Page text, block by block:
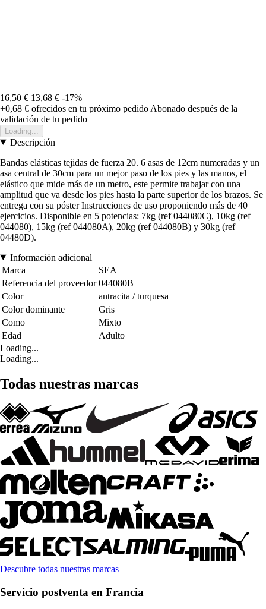
16,50 € 13,68 € -17%
+0,68 € ofrecidos en tu próximo pedido Abonado después de la
validación de tu pedido
Loading...
Descripción
Bandas elásticas tejidas de fuerza 20. 6 asas de 12cm numeradas y un
asa central de 30cm para un mejor paso de los pies y las manos, el
elástico que mide más de un metro, este permite trabajar con una
amplitud que va desde los pies hasta la parte superior de los brazos. Se
entrega con su póster Instrucciones de uso proponiendo más de 40
ejercicios. Disponible en 5 potencias: 7kg (ref 044080C), 10kg (ref
044080), 15kg (ref 044080A), 20kg (ref 044080B) y 30kg (ref
04480D).
Información adicional
Marca
SEA
Referencia del proveedor 044080B
Color
antracita / turquesa
Color dominante
Gris
Como
Mixto
Edad
Adulto
Loading...
Loading...
Todas nuestras marcas
Descubre todas nuestras marcas
Servicio postventa en Francia